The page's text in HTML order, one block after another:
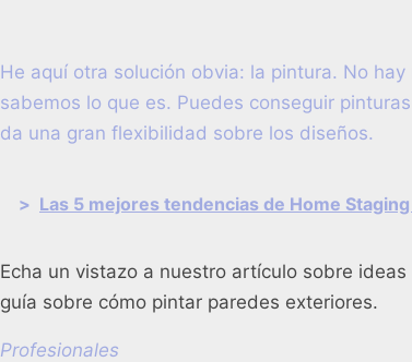
He aquí otra solución obvia: la pintura. No
sabemos lo que es. Puedes conseguir
da una gran flexibilidad sobre los diseños.
> Las 5 mejores tendencias de Home
Echa un vistazo a nuestro artículo sobre
guía sobre cómo pintar paredes exteriores.
Profesionales